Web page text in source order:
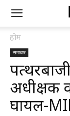
होम
समाचार
अधीक्षक व
घायल-